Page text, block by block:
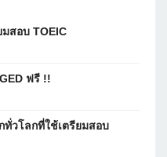
สอบ TOEIC
ฟรี !!
วโลกที่ใช้เตรียมสอบ